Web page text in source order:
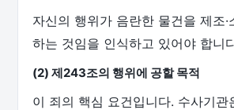
자신의 행위가 음란한 물건을 제조·
하는 것임을 인식하고 있어야 합니
(2) 제243조의 행위에 공할 목적
이 죄의 핵심 요건입니다. 수사기관